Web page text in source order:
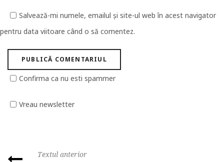
Salvează-mi numele, emailul și site-ul web în acest navigator
pentru data viitoare când o să comentez.
Confirma ca nu esti spammer
Vreau newsletter
Textul anterior